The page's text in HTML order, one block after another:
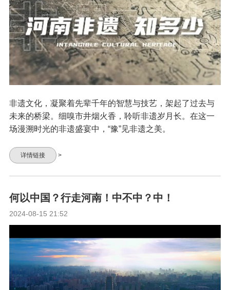
非遗文化，凝聚着先辈千年的智慧与技艺，架起了过去与
未来的桥梁。细嗅市井烟火香，聆听非遗岁月长。在这一
场漫溯时光的非遗盛宴中，“豫”见非遗之美。
详情链接 >
何以中国？行走河南！中不中？中！
2024-08-15 21:52